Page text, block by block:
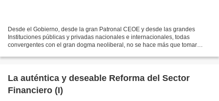
Desde el Gobierno, desde la gran Patronal CEOE y desde las grandes
Instituciones públicas y privadas nacionales e internacionales, todas
convergentes con el gran dogma neoliberal, no se hace más que tomar
La auténtica y deseable Reforma del Sector
Financiero (I)